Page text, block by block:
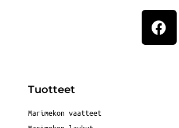
Tuotteet
Marimekon vaatteet